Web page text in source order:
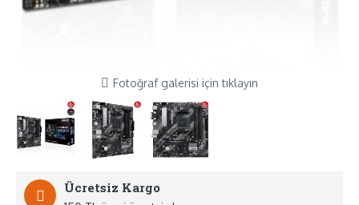
Fotoğraf galerisi için tıklayın
Ücretsiz Kargo